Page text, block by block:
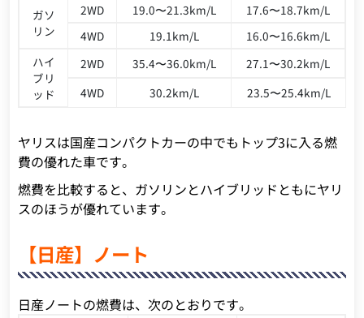
ガソ
リン
2WD 19.0〜21.3km/L
17.6〜18.7km/L
4WD
19.1km/L
16.0〜16.6km/L
ハイ
ブリ
ッド
2WD 35.4〜36.0km/L
27.1〜30.2km/L
4WD
30.2km/L 23.5〜25.4km/L
ヤリスは国産コンパクトカーの中でもトップ3に入る燃
費の優れた車です。
燃費を比較すると、ガソリンとハイブリッドともにヤリ
スのほうが優れています。
【日産】ノート
日産ノートの燃費は、次のとおりです。